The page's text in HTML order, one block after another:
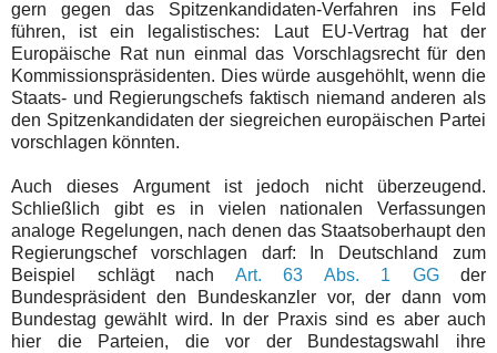
gern gegen das Spitzenkandidaten-Verfahren ins Feld
führen, ist ein legalistisches: Laut EU-Vertrag hat der
Europäische Rat nun einmal das Vorschlagsrecht für den
Kommissionspräsidenten. Dies würde ausgehöhlt, wenn die
Staats- und Regierungschefs faktisch niemand anderen als
den Spitzenkandidaten der siegreichen europäischen Partei
vorschlagen könnten.
Auch dieses Argument ist jedoch nicht überzeugend.
Schließlich gibt es in vielen nationalen Verfassungen
analoge Regelungen, nach denen das Staatsoberhaupt den
Regierungschef vorschlagen darf: In Deutschland zum
Beispiel schlägt nach Art. 63 Abs. 1 GGder
Bundespräsident den Bundeskanzler vor, der dann vom
Bundestag gewählt wird. In der Praxis sind es aber auch
hier die Parteien, die vor der Bundestagswahl ihre